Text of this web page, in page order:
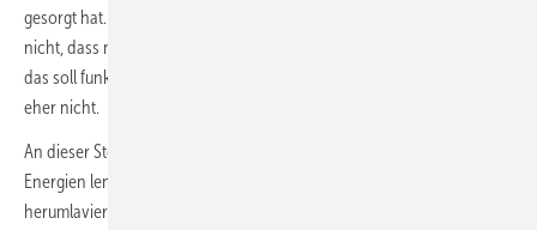
gesorgt hat. Hier nur die Frage: War die Kernidee der schwarzen Null
nicht, dass nachfolgende Generationen es besser haben sollen? Und
das soll funktionieren, indem man am Bildungswesen spart? Wohl
eher nicht.
An dieser Stelle möchte ich aber den Fokus auf die erneuerbaren
Energien lenken: Merkel und ihr Team haben 16 Jahre lang
herumlaviert, ohne ernsthafte Schritt für die dringend erforderliche